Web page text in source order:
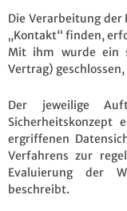
Die Verarbeitung
„Kontakt“ finden,
Mit ihm wurde ein
Vertrag)
Der jeweilige
Sicherheitskonzept
ergriffenen
Verfahrens zur
Evaluierung der
beschreibt.